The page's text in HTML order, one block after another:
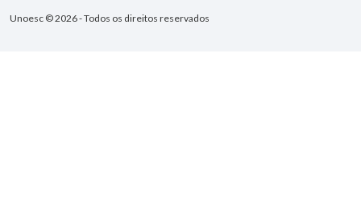
Unoesc © 2026 - Todos os direitos reservados